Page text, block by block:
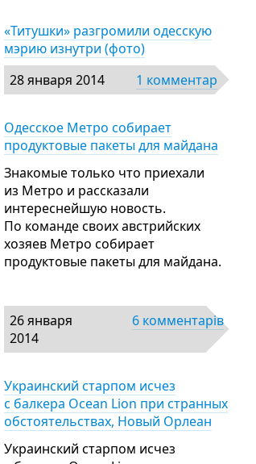
«Титушки» разгромили одесскую
мэрию изнутри (фото)
28 января 2014
1 комментар
Одесское Метро собирает
продуктовые пакеты для майдана
Знакомые только что приехали
из Метро и рассказали
интереснейшую новость.
По команде своих австрийских
хозяев Метро собирает
продуктовые пакеты для майдана.
26 января
2014
6 комментарів
Украинский старпом исчез
с балкера Ocean Lion при странных
обстоятельствах, Новый Орлеан
Украинский старпом исчез